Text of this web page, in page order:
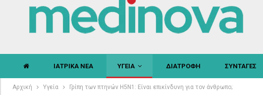
ΙΑΤΡΙΚΑ ΝΕΑ ΥΓΕΙΑ ΔΙΑΤΡΟΦΗ ΣΥΝΤΑΓΕΣ
Αρχική Υγεία Γρίπη των πτηνών H5N1: Είναι επικίνδυνη για τον άνθρωπο;